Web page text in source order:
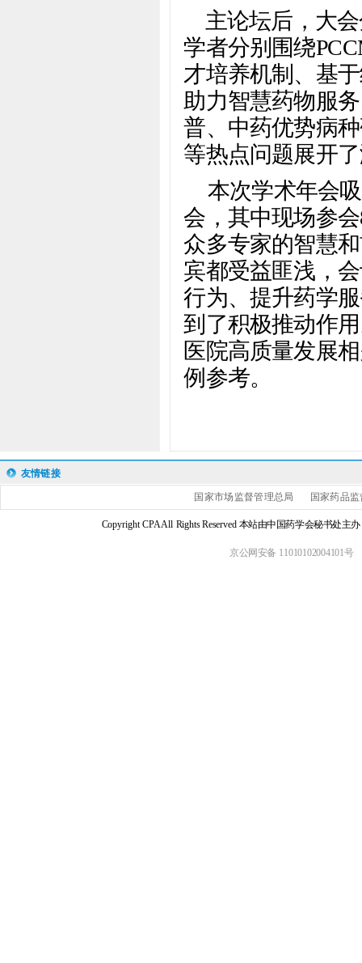
主论坛后，大
学者分别围绕
才培养机制、基
助力智慧药物服
普、中药优势病
等热点问题展开
本次学术年会
会，其中现场参
众多专家的智慧
宾都受益匪浅，
行为、提升药学
到了积极推动作
医院高质量发展
例参考。
友情链接
国家市场监督管理总局 国家药品
Copyright CPA All Rights Reserved 本站由中国药学会秘书处主
京公网安备 11010102004101号